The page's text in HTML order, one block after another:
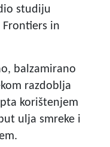
studiju
in
balzamirano
razdoblja
korištenjem
ulja smreke i